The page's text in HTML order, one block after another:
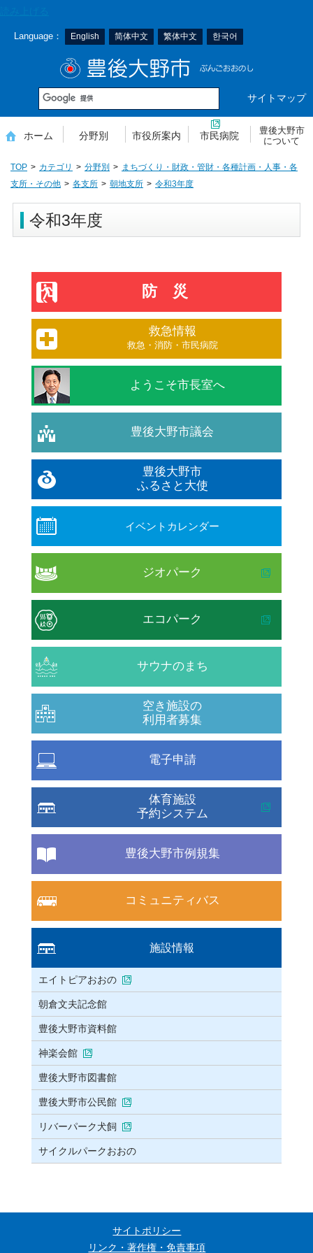
Language： English 简体中文 繁体中文 한국어
サイトマップ
ホーム 分野別 市役所案内 市民病院
豊後大野市
について
TOP カテゴリ 分野別
まちづくり・財政・管財・各種計画・人事・各
支所・その他
各支所 朝地支所 令和3年度
令和3年度
防災
救急情報
救急・消防・市民病院
ようこそ市長室へ
豊後大野市議会
豊後大野市
ふるさと大使
イベントカレンダー
ジオパーク
エコパーク
サウナのまち
空き施設の
利用者募集
電子申請
体育施設
予約システム
豊後大野市例規集
コミュニティバス
施設情報
エイトピアおおの
朝倉文夫記念館
豊後大野市資料館
神楽会館
豊後大野市図書館
豊後大野市公民館
リバーパーク犬飼
サイクルパークおおの
サイトポリシー
リンク・著作権・免責事項